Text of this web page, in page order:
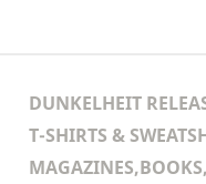
DUNKELHEIT
T-SHIRTS &